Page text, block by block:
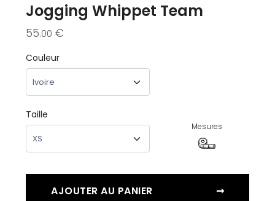
Jogging Whippet Team
55.00 €
Couleur
Taille
Mesures
AJOUTER AU PANIER ➞